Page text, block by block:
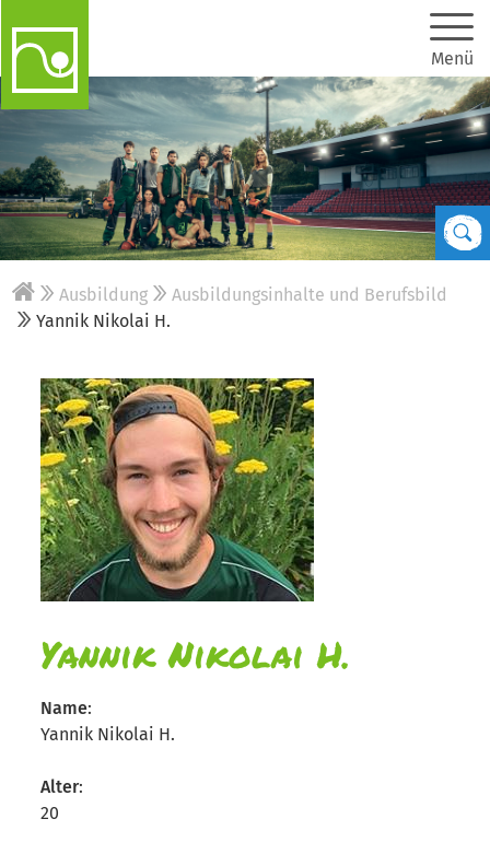
Menü
Ausbildung
Ausbildungsinhalte und Berufsbild
Yannik Nikolai H.
Yannik Nikolai H.
Name:
Yannik Nikolai H.
Alter:
20